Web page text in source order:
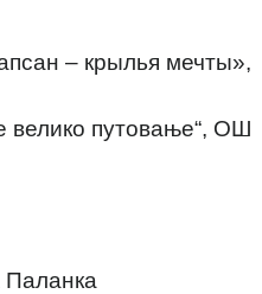
– крылья мечты»,
велико путовање“, ОШ